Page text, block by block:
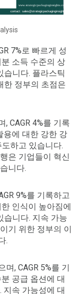
7%로 빠르게 성
소득 수준의 상
습니다. 플라스틱
한 정부의 초점은
CAGR 4%를 기록
용에 대한 강한 강
하고 있습니다.
은 기업들이 혁신
니다.
9%를 기록하고
인식이 높아짐에
습니다. 지속 가능
기 위한 정부의 이
.
, CAGR 5%를 기
공급 옵션에 대
지속 가능성에 대